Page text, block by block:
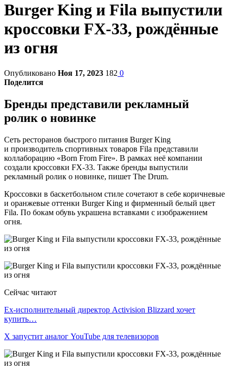
Burger King и Fila выпустили
кроссовки FX-33, рождённые
из огня
Опубликовано Ноя 17, 2023 182 0
Поделится
Бренды представили рекламный
ролик о новинке
Сеть ресторанов быстрого питания Burger King
и производитель спортивных товаров Fila представили
коллаборацию «Born From Fire». В рамках неё компании
создали кроссовки FX-33. Также бренды выпустили
рекламный ролик о новинке, пишет The Drum.
Кроссовки в баскетбольном стиле сочетают в себе коричневые
и оранжевые оттенки Burger King и фирменный белый цвет
Fila. По бокам обувь украшена вставками с изображением
огня.
Сейчас читают
Ex-исполнительный директор Activision Blizzard хочет
купить…
X запустит аналог YouTube для телевизоров